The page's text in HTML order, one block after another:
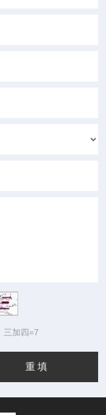
三加四=7